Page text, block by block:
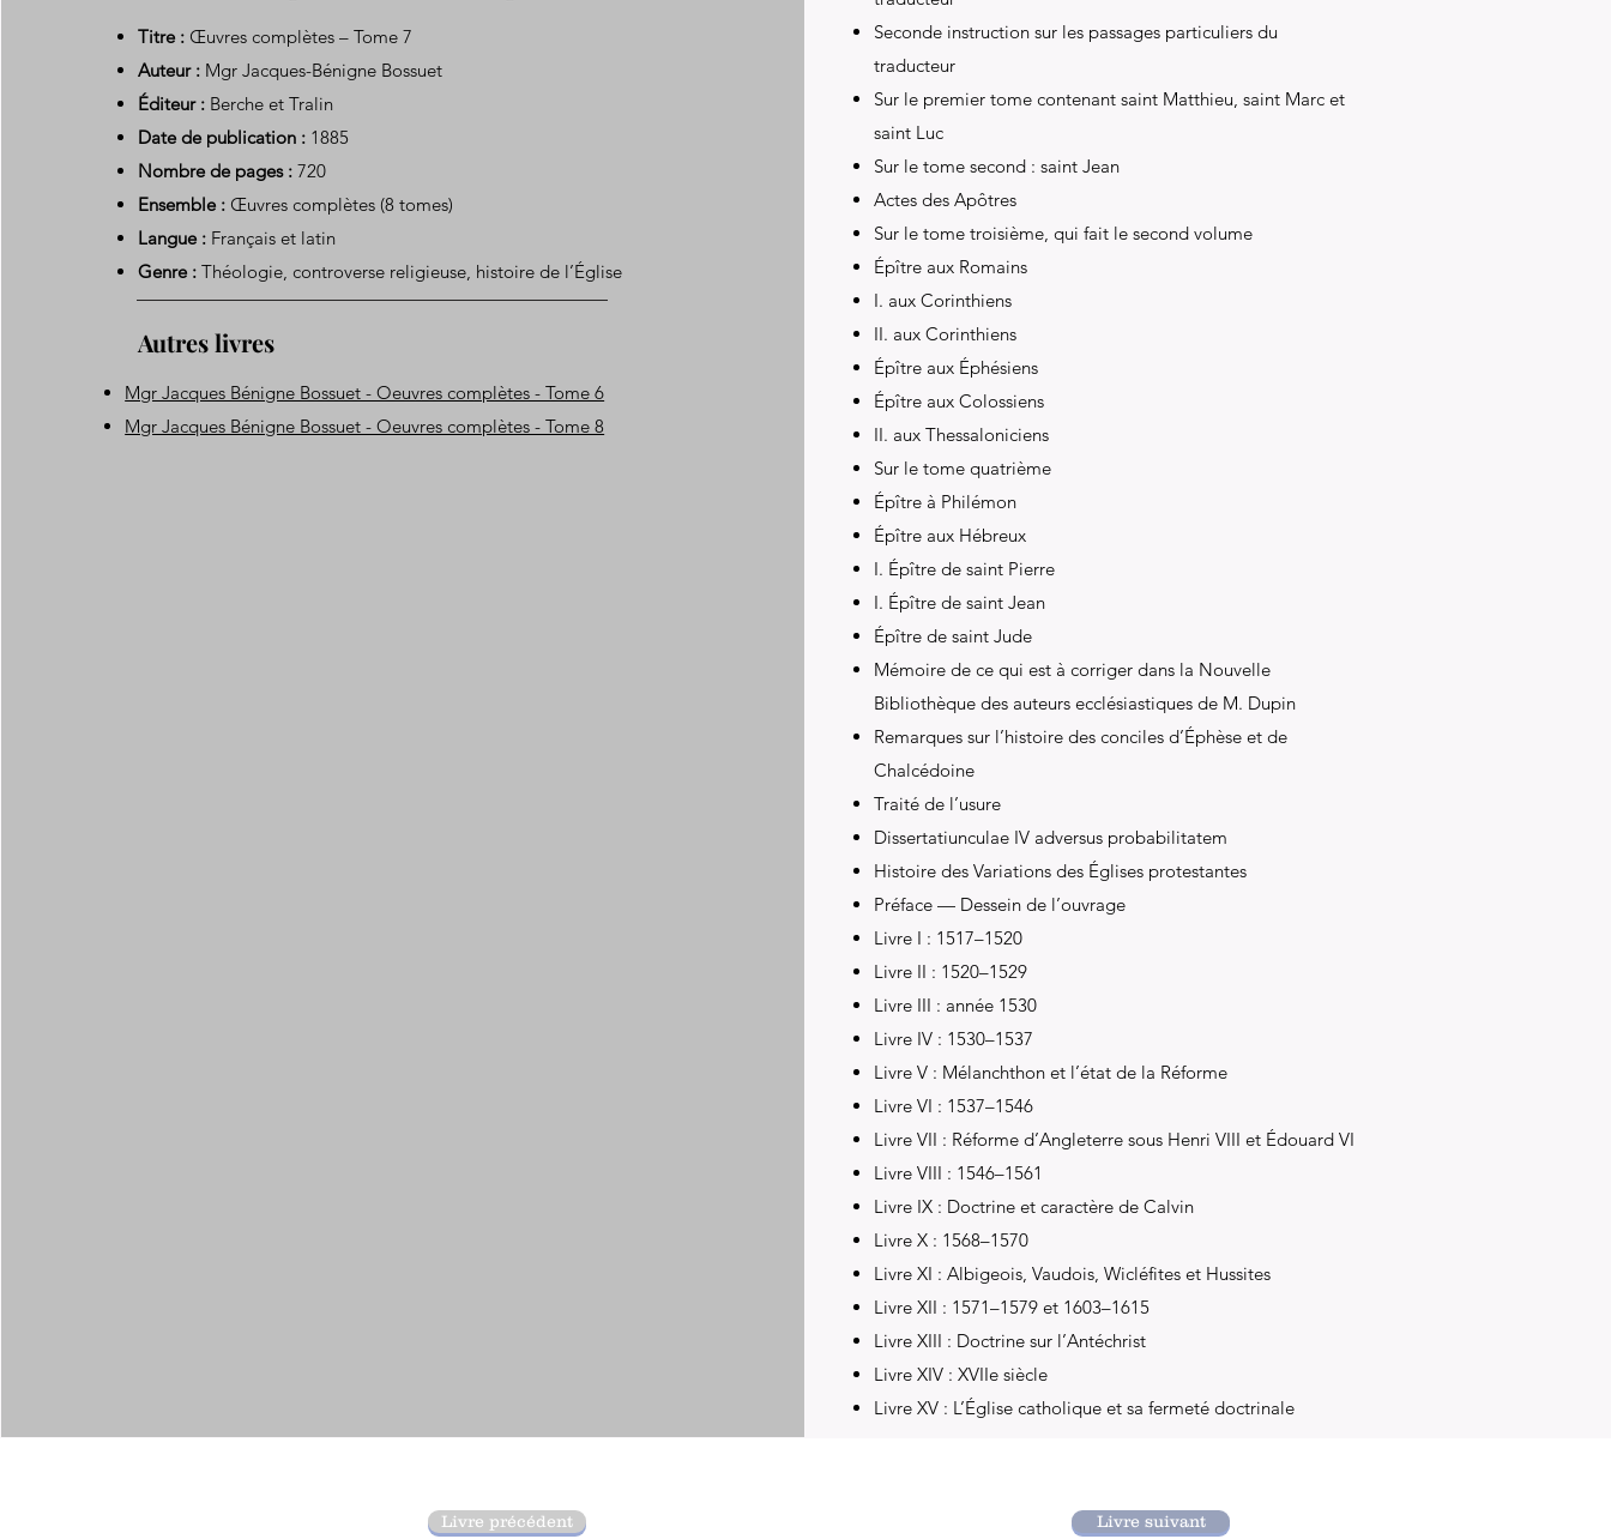
Titre : Œuvres complètes – Tome 7
Auteur : Mgr Jacques-Bénigne Bossuet
Éditeur : Berche et Tralin
Date de publication : 1885
Nombre de pages : 720
Ensemble : Œuvres complètes (8 tomes)
Langue : Français et latin
Genre : Théologie, controverse religieuse, histoire de l’Église
Autres livres
Mgr Jacques Bénigne Bossuet - Oeuvres complètes - Tome 6
Mgr Jacques Bénigne Bossuet - Oeuvres complètes - Tome 8
Seconde instruction sur les passages particuliers du
traducteur
Sur le premier tome contenant saint Matthieu, saint Marc et
saint Luc
Sur le tome second : saint Jean
Actes des Apôtres
Sur le tome troisième, qui fait le second volume
Épître aux Romains
I. aux Corinthiens
II. aux Corinthiens
Épître aux Éphésiens
Épître aux Colossiens
II. aux Thessaloniciens
Sur le tome quatrième
Épître à Philémon
Épître aux Hébreux
I. Épître de saint Pierre
I. Épître de saint Jean
Épître de saint Jude
Mémoire de ce qui est à corriger dans la Nouvelle
Bibliothèque des auteurs ecclésiastiques de M. Dupin
Remarques sur l’histoire des conciles d’Éphèse et de
Chalcédoine
Traité de l’usure
Dissertatiunculae IV adversus probabilitatem
Histoire des Variations des Églises protestantes
Préface — Dessein de l’ouvrage
Livre I : 1517–1520
Livre II : 1520–1529
Livre III : année 1530
Livre IV : 1530–1537
Livre V : Mélanchthon et l’état de la Réforme
Livre VI : 1537–1546
Livre VII : Réforme d’Angleterre sous Henri VIII et Édouard VI
Livre VIII : 1546–1561
Livre IX : Doctrine et caractère de Calvin
Livre X : 1568–1570
Livre XI : Albigeois, Vaudois, Wicléfites et Hussites
Livre XII : 1571–1579 et 1603–1615
Livre XIII : Doctrine sur l’Antéchrist
Livre XIV : XVIIe siècle
Livre XV : L’Église catholique et sa fermeté doctrinale
Livre précédent Livre suivant